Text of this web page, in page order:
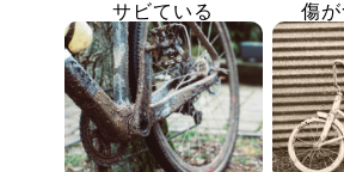
サビている 傷